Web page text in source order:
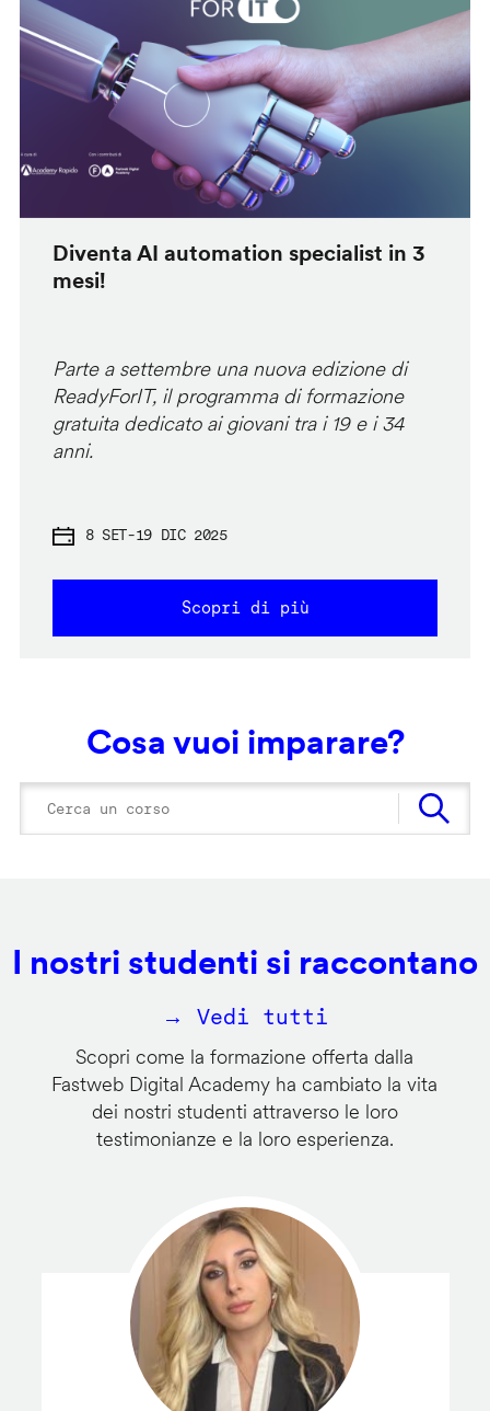
Diventa AI automation specialist in 3
mesi!
Parte a settembre una nuova edizione di
ReadyForIT, il programma di formazione
gratuita dedicato ai giovani tra i 19 e i 34
anni.
8 SET-19 DIC 2025
Scopri di più
Cosa vuoi imparare?
I nostri studenti si raccontano
→ Vedi tutti
Scopri come la formazione offerta dalla
Fastweb Digital Academy ha cambiato la vita
dei nostri studenti attraverso le loro
testimonianze e la loro esperienza.